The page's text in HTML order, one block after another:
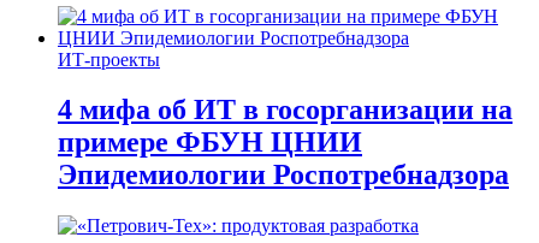
ИТ-проекты
4 мифа об ИТ в госорганизации на
примере ФБУН ЦНИИ
Эпидемиологии Роспотребнадзора